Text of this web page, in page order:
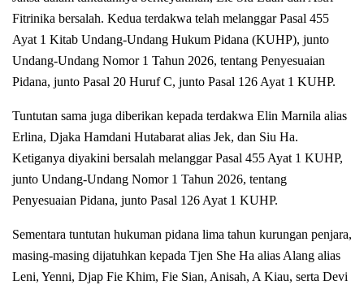
Fitrinika bersalah. Kedua terdakwa telah melanggar Pasal 455
Ayat 1 Kitab Undang-Undang Hukum Pidana (KUHP), junto
Undang-Undang Nomor 1 Tahun 2026, tentang Penyesuaian
Pidana, junto Pasal 20 Huruf C, junto Pasal 126 Ayat 1 KUHP.
Tuntutan sama juga diberikan kepada terdakwa Elin Marnila alias
Erlina, Djaka Hamdani Hutabarat alias Jek, dan Siu Ha.
Ketiganya diyakini bersalah melanggar Pasal 455 Ayat 1 KUHP,
junto Undang-Undang Nomor 1 Tahun 2026, tentang
Penyesuaian Pidana, junto Pasal 126 Ayat 1 KUHP.
Sementara tuntutan hukuman pidana lima tahun kurungan penjara,
masing-masing dijatuhkan kepada Tjen She Ha alias Alang alias
Leni, Yenni, Djap Fie Khim, Fie Sian, Anisah, A Kiau, serta Devi